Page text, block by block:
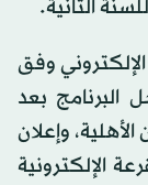
الثانية.
وفق
البرنامج بعد
وإعلان
الإلكترونية